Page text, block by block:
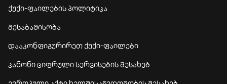
ქუქი-ფაილების პოლიტიკა
შესაბამისობა
დააკონფიგურირეთ ქუქი-ფაილები
კანონი ციფრული სერვისების შესახებ